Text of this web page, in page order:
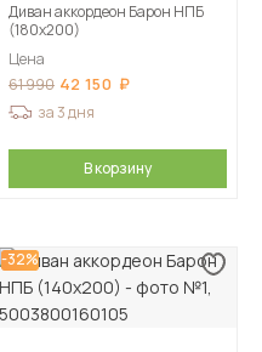
Диван аккордеон Барон НПБ
(180х200)
Цена
61 990 42 150
за 3 дня
В корзину
-32%